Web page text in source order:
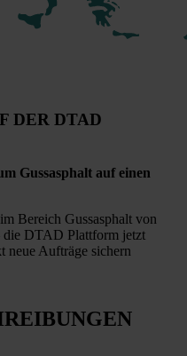
DER DTAD
Gussasphalt auf einen
Bereich Gussasphalt von
die DTAD Plattform jetzt
neue Aufträge sichern